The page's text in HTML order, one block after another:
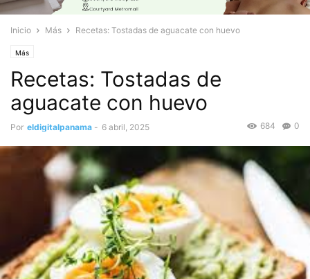
Inicio Más Recetas: Tostadas de aguacate con huevo
Más
Recetas: Tostadas de
aguacate con huevo
Por eldigitalpanama - 6 abril, 2025 0
684